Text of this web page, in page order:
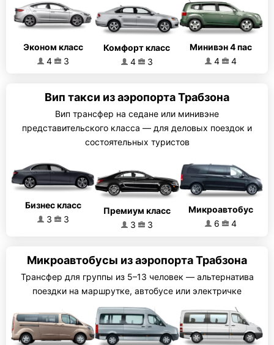
Эконом класс
4
3
Комфорт класс
4
3
Минивэн 4 пас
4
4
Вип такси из аэропорта Трабзона
Вип трансфер на седане или минивэне
представительского класса — для деловых поездок и
состоятельных туристов
Бизнес класс
3
3
Премиум класс
3
3
Микроавтобус
6
4
Микроавтобусы из аэропорта Трабзона
Трансфер для группы из 5–13 человек — альтернатива
поездки на маршрутке, автобусе или электричке